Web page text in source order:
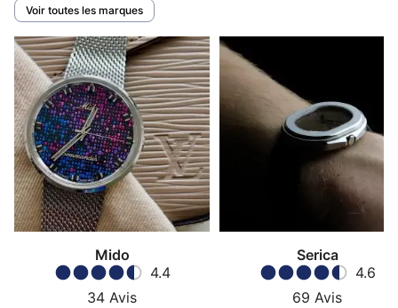
Voir toutes les marques
Mido
4.4
34 Avis
Serica
4.6
69 Avis